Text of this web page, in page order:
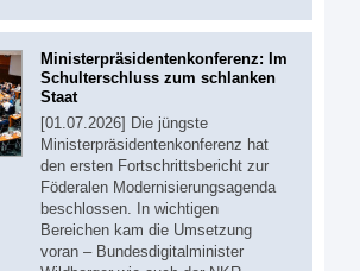
Ministerpräsidentenkonferenz: Im
Schulterschluss zum schlanken
Staat
[01.07.2026] Die jüngste
Ministerpräsidentenkonferenz hat
den ersten Fortschrittsbericht zur
Föderalen Modernisierungsagenda
beschlossen. In wichtigen
Bereichen kam die Umsetzung
voran – Bundesdigitalminister